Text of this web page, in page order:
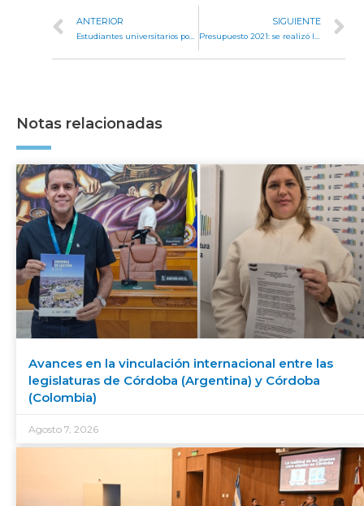
ANTERIOR
Estudiantes universitarios podrán hacer prácticas en la Legislatura
SIGUIENTE
Presupuesto 2021: se realizó la Audiencia Pública Legislativa
Notas relacionadas
Avances en la vinculación internacional entre las
legislaturas de Córdoba (Argentina) y Córdoba
(Colombia)
Agosto 7, 2026